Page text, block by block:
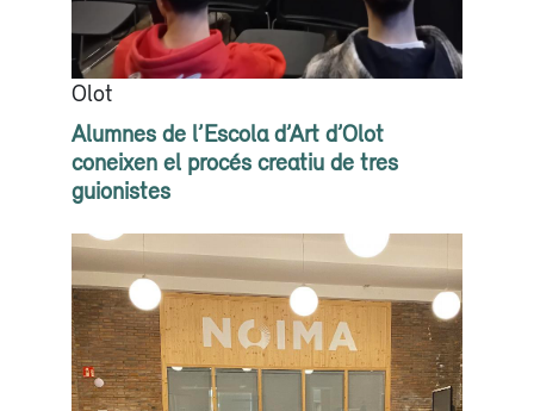
Olot
Alumnes de l’Escola d’Art d’Olot
coneixen el procés creatiu de tres
guionistes